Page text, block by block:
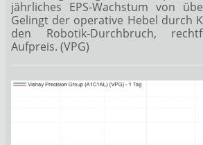
jährliches EPS-Wachstum von
Gelingt der operative Hebel durch
den Robotik-Durchbruch,
Aufpreis. (VPG)